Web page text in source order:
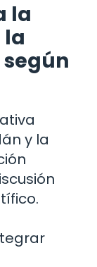
la
la
y la